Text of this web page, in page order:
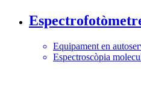
Equipament en
Espectroscòpia